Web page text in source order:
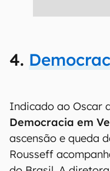
4.
Indicado ao Oscar
Democracia em
ascensão e queda
Rousseff